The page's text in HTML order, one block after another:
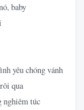
baby
yêu chóng vánh
qua
nghiêm túc